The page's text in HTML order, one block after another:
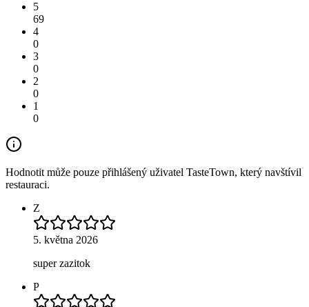
5
69
4
0
3
0
2
0
1
0
Hodnotit může pouze přihlášený uživatel TasteTown, který navštívil
restauraci.
Z
5. května 2026
super zazitok
P